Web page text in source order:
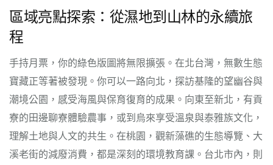
區域亮點探索：從濕地到山林的永續旅
程
手持月票，你的綠色版圖將無限擴張。在北台灣，無數生態
寶藏正等著被發現。你可以一路向北，探訪基隆的望幽谷與
潮境公園，感受海風與保育復育的成果。向東至新北，有貢
寮的田邊聊寮體驗農事，或到烏來享受溫泉與泰雅族文化，
理解土地與人文的共生。在桃園，觀新藻礁的生態導覽、大
溪老街的減廢消費，都是深刻的環境教育課。台北市內，則